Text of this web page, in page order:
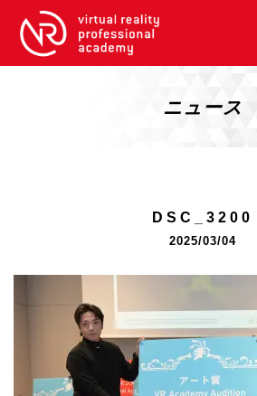
VRアカデミーとは
【2026年10月】ARエキスパートコース
《リスキリング補助金コース》
リスキリング補助金対象コース説明
《SDGs》
ニュース
DSC_3200
2025/03/04